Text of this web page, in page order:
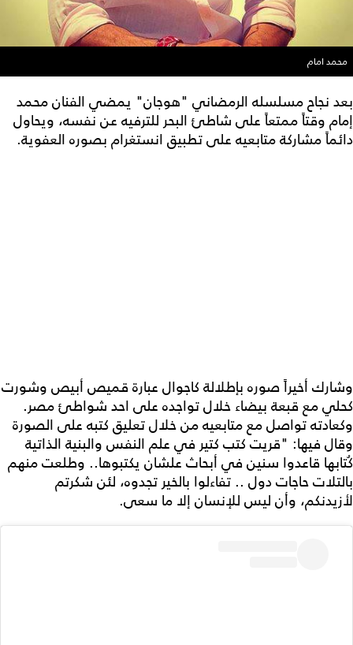
محمد امام
بعد نجاح مسلسله الرمضاني "هوجان" يمضي الفنان محمد
إمام وقتاً ممتعاً على شاطئ البحر للترفيه عن نفسه، ويحاول
دائماً مشاركة متابعيه على تطبيق انستغرام بصوره العفوية.
وشارك أخيراً صوره بإطلالة كاجوال عبارة قميص أبيص وشورت
كحلي مع قبعة بيضاء خلال تواجده على احد شواطئ مصر.
وكعادته تواصل مع متابعيه من خلال تعليق كتبه على الصورة
وقال فيها: "قريت كتب كتير في علم النفس والبنية الذاتية
كُتابها قاعدوا سنين في أبحاث علشان يكتبوها.. وطلعت منهم
بالتلات حاجات دول .. تفاءلوا بالخير تجدوه، لئن شكرتم
لأزيدنكم، وأن ليس للإنسان إلا ما سعى.